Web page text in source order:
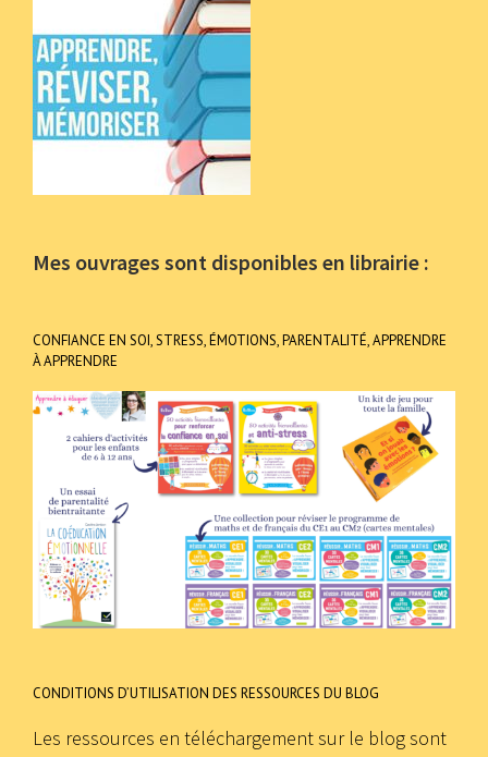
Mes ouvrages sont disponibles en librairie :
CONFIANCE EN SOI, STRESS, ÉMOTIONS, PARENTALITÉ, APPRENDRE
À APPRENDRE
CONDITIONS D’UTILISATION DES RESSOURCES DU BLOG
Les ressources en téléchargement sur le blog sont